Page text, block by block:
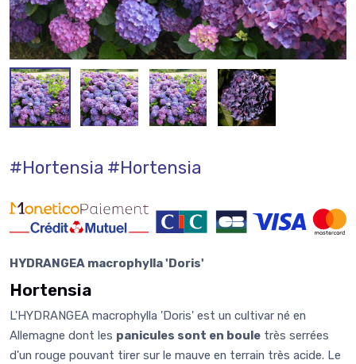
#Hortensia #Hortensia
HYDRANGEA macrophylla 'Doris'
Hortensia
L'HYDRANGEA macrophylla 'Doris' est un cultivar né en
Allemagne dont les panicules sont en boule très serrées
d'un rouge pouvant tirer sur le mauve en terrain très acide. Le